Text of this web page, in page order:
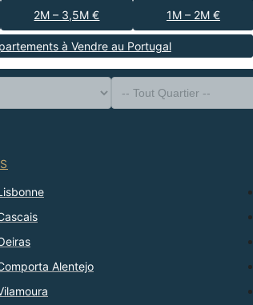
2M – 3,5M € 1M – 2M €
à Vendre au Portugal
-- Type de Bien --
District
-- Ville --
-- Tout Quartier --
-- Tout Nombre --
Trier Par
Alentejo